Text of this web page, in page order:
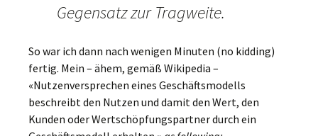
Gegensatz zur Tragweite.
So war ich dann nach wenigen Minuten (no kidding)
fertig. Mein – ähem, gemäß Wikipedia –
«Nutzenversprechen eines Geschäftsmodells
beschreibt den Nutzen und damit den Wert, den
Kunden oder Wertschöpfungspartner durch ein